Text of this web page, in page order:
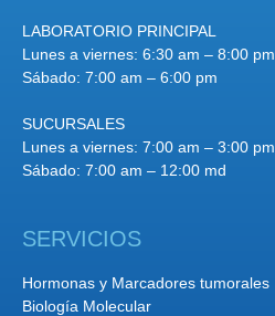
LABORATORIO PRINCIPAL
Lunes a viernes: 6:30 am – 8:00 pm
Sábado: 7:00 am – 6:00 pm
SUCURSALES
Lunes a viernes: 7:00 am – 3:00 pm
Sábado: 7:00 am – 12:00 md
SERVICIOS
Hormonas y Marcadores tumorales
Biología Molecular